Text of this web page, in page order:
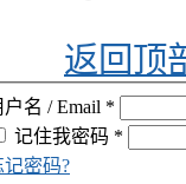
返回顶
户名 / Email *
密码 *
记住我
记密码?